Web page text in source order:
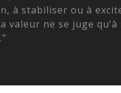
à stabiliser ou à
valeur ne se juge qu’à